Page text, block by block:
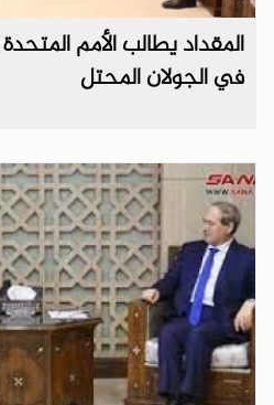
المقداد يطالب الأمم
في الجولان المحتل